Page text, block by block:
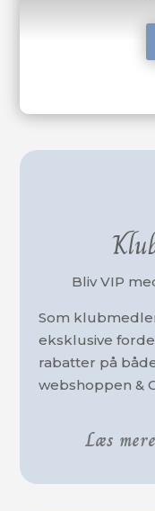
Bliv VIP
Som
eksklusive
rabatter på
webshoppen &
Læs